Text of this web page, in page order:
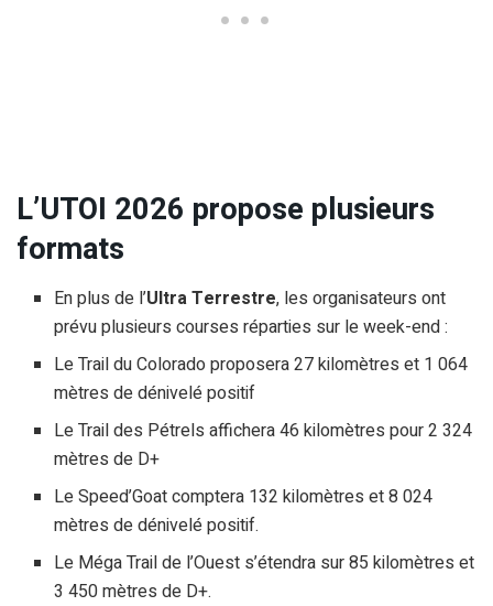
L’UTOI 2026 propose plusieurs
formats
En plus de l’Ultra Terrestre, les organisateurs ont
prévu plusieurs courses réparties sur le week-end :
Le Trail du Colorado proposera 27 kilomètres et 1 064
mètres de dénivelé positif
Le Trail des Pétrels affichera 46 kilomètres pour 2 324
mètres de D+
Le Speed’Goat comptera 132 kilomètres et 8 024
mètres de dénivelé positif.
Le Méga Trail de l’Ouest s’étendra sur 85 kilomètres et
3 450 mètres de D+.